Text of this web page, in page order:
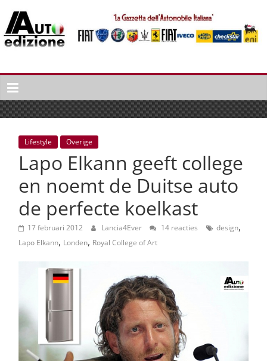
naar
inhoud
Auto
Edizione
La
Gazetta
dell'Automobile
Italiana
autonieuws
lifestyle
Lifestyle Overige
Lapo Elkann geeft college
en noemt de Duitse auto
de perfecte koelkast
17 februari 2012 Lancia4Ever 14 reacties design,
Lapo Elkann, Londen, Royal College of Art